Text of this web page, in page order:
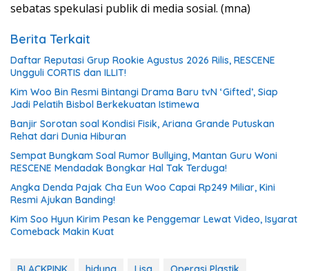
sebatas spekulasi publik di media sosial. (mna)
Berita Terkait
Daftar Reputasi Grup Rookie Agustus 2026 Rilis, RESCENE
Ungguli CORTIS dan ILLIT!
Kim Woo Bin Resmi Bintangi Drama Baru tvN ‘Gifted’, Siap
Jadi Pelatih Bisbol Berkekuatan Istimewa
Banjir Sorotan soal Kondisi Fisik, Ariana Grande Putuskan
Rehat dari Dunia Hiburan
Sempat Bungkam Soal Rumor Bullying, Mantan Guru Woni
RESCENE Mendadak Bongkar Hal Tak Terduga!
Angka Denda Pajak Cha Eun Woo Capai Rp249 Miliar, Kini
Resmi Ajukan Banding!
Kim Soo Hyun Kirim Pesan ke Penggemar Lewat Video, Isyarat
Comeback Makin Kuat